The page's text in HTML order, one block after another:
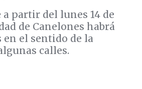
partir del lunes 14 de
de Canelones habrá
el sentido de la
calles.